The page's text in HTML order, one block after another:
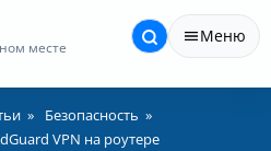
месте
Меню
Безопасность
VPN на роутере